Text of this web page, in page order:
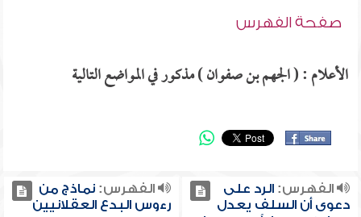
صفحة الفهرس
الأعلام : ( الجهم بن صفوان ) مذكور في المواضع التالية
الفهرس:الرد على
دعوى أن السلف يعدل
الفهرس:نماذج من
رءوس البدع العقلانيين